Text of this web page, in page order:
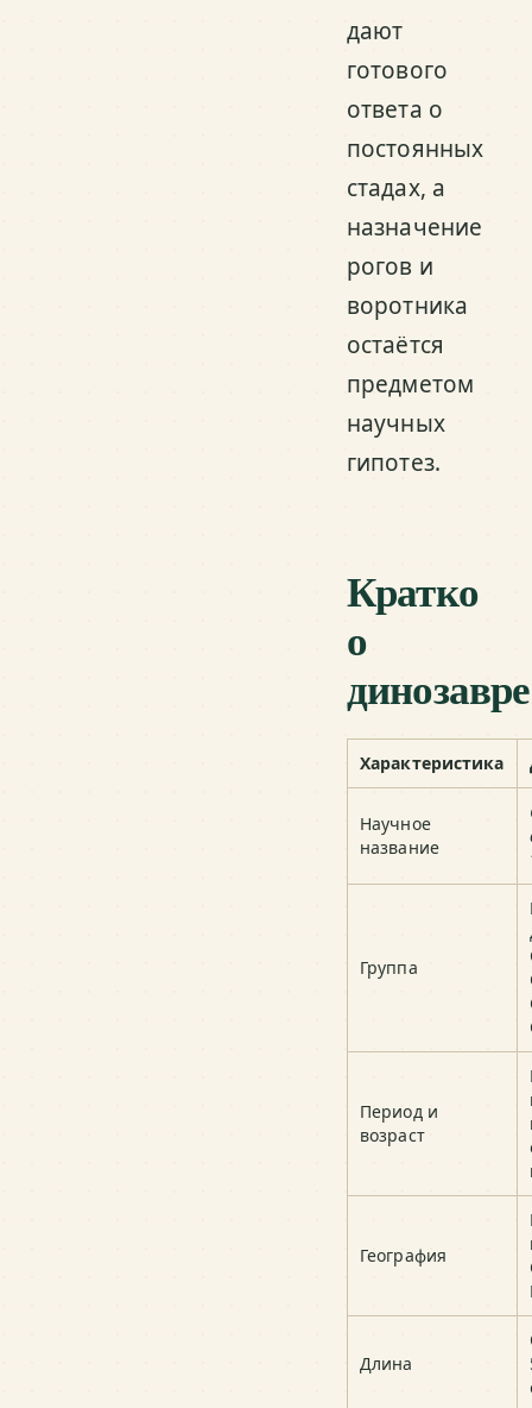
дают
готового
ответа о
постоянных
стадах, а
назначение
рогов и
воротника
остаётся
предметом
научных
гипотез.
Кратко
о
динозавре
Характеристика
Научное
название
Группа
Период и
возраст
География
Длина